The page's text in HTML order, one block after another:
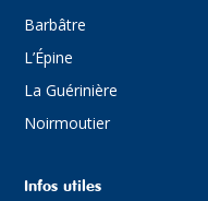
Barbâtre
L’Épine
La Guérinière
Noirmoutier
Infos utiles